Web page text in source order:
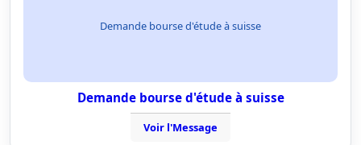
Demande bourse d'étude à suisse
Demande bourse d'étude à suisse
Voir l'Message